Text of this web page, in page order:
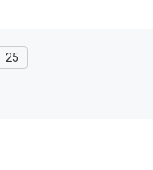
Halaman
25